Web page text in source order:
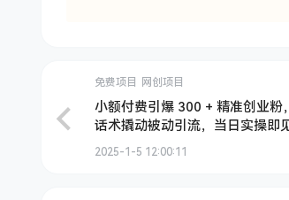
免费项目 网创项目
小额付费引爆 300 + 精准创业粉
话术撬动被动引流，当日实操即
2025-1-5 12:00:11